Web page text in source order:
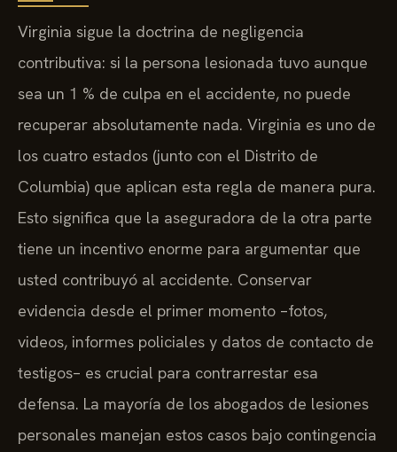
Virginia sigue la doctrina de negligencia
contributiva: si la persona lesionada tuvo aunque
sea un 1 % de culpa en el accidente, no puede
recuperar absolutamente nada. Virginia es uno de
los cuatro estados (junto con el Distrito de
Columbia) que aplican esta regla de manera pura.
Esto significa que la aseguradora de la otra parte
tiene un incentivo enorme para argumentar que
usted contribuyó al accidente. Conservar
evidencia desde el primer momento –fotos,
videos, informes policiales y datos de contacto de
testigos– es crucial para contrarrestar esa
defensa. La mayoría de los abogados de lesiones
personales manejan estos casos bajo contingencia